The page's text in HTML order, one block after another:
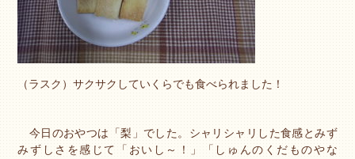
（ラスク）サクサクしていくらでも食べられました！
今日のおやつは「梨」でした。シャリシャリした食感とみず
みずしさを感じて「おいし～！」「しゅんのくだものやな